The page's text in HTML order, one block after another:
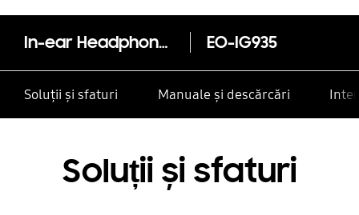
In-ear Headphones EO-IG935
Soluții și sfaturi Manuale și descărcări
Soluții și sfaturi